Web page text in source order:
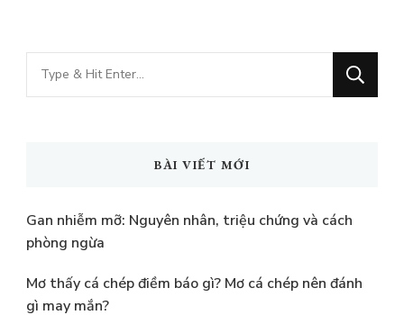
Bạn
muốn
BÀI VIẾT MỚI
Gan nhiễm mỡ: Nguyên nhân, triệu chứng và cách
phòng ngừa
Mơ thấy cá chép điềm báo gì? Mơ cá chép nên đánh
gì may mắn?